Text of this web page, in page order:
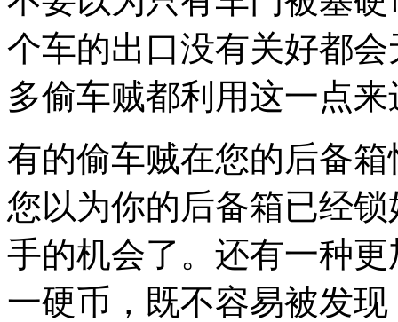
个车的出口没有关好都
多偷车贼都利用这一点
有的偷车贼在您的后备
您以为你的后备箱已经
手的机会了。还有一种
一硬币，既不容易被发